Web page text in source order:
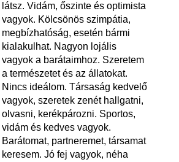
látsz. Vidám, őszinte és optimista
vagyok. Kölcsönös szimpátia,
megbízhatóság, esetén bármi
kialakulhat. Nagyon lojális
vagyok a barátaimhoz. Szeretem
a természetet és az állatokat.
Nincs ideálom. Társaság kedvelő
vagyok, szeretek zenét hallgatni,
olvasni, kerékpározni. Sportos,
vidám és kedves vagyok.
Barátomat, partneremet, társamat
keresem. Jó fej vagyok, néha